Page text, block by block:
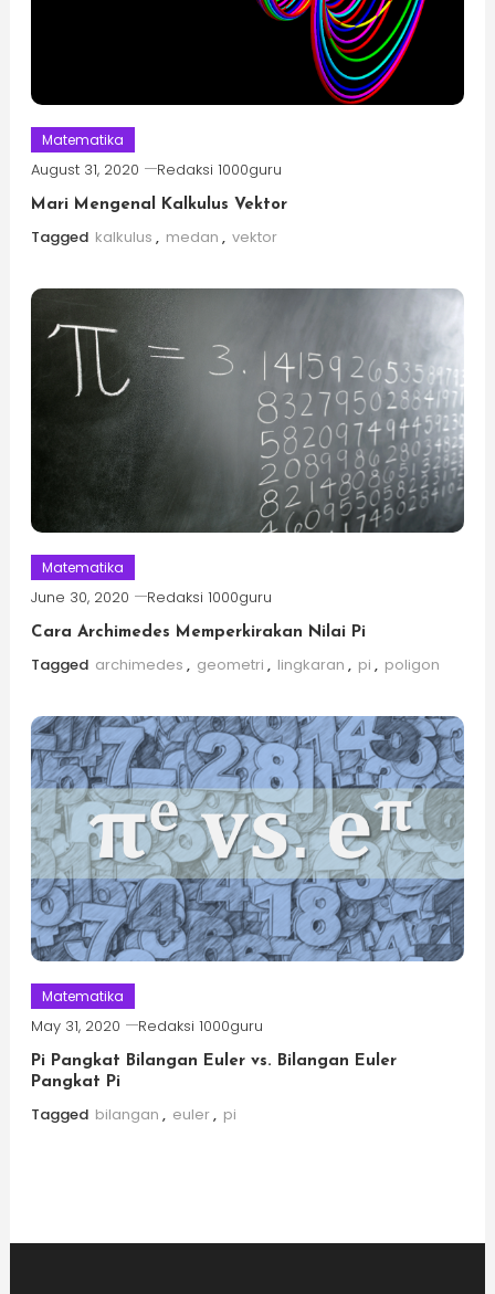
Matematika
August 31, 2020 Redaksi 1000guru
Mari Mengenal Kalkulus Vektor
Tagged kalkulus , medan , vektor
Matematika
June 30, 2020 Redaksi 1000guru
Cara Archimedes Memperkirakan Nilai Pi
Tagged archimedes , geometri , lingkaran , pi , poligon
Matematika
May 31, 2020 Redaksi 1000guru
Pi Pangkat Bilangan Euler vs. Bilangan Euler
Pangkat Pi
Tagged bilangan , euler, pi